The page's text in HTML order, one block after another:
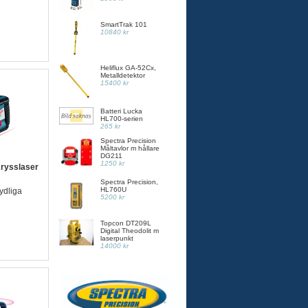
SmartTrak 101
10840 kr
Heliflux GA-52Cx,
Metalldetektor
15400 kr
Batteri Lucka
HL700-serien
265 kr
Spectra Precision
Måltavlor m hållare
DG211
1250 kr
Spectra Precision,
HL760U
5200 kr
Topcon DT209L
Digital Theodolit m
laserpunkt
14000 kr